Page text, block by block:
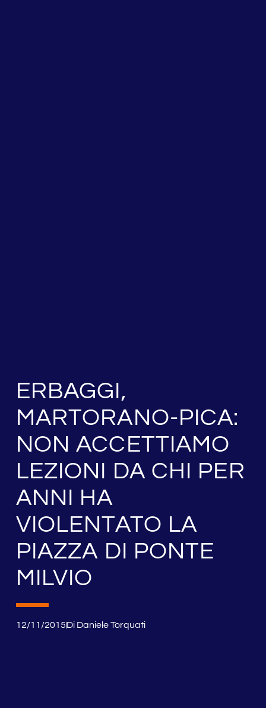
ERBAGGI,
MARTORANO-PICA:
NON ACCETTIAMO
LEZIONI DA CHI PER
ANNI HA
VIOLENTATO LA
PIAZZA DI PONTE
MILVIO
12/11/2015DiDaniele Torquati